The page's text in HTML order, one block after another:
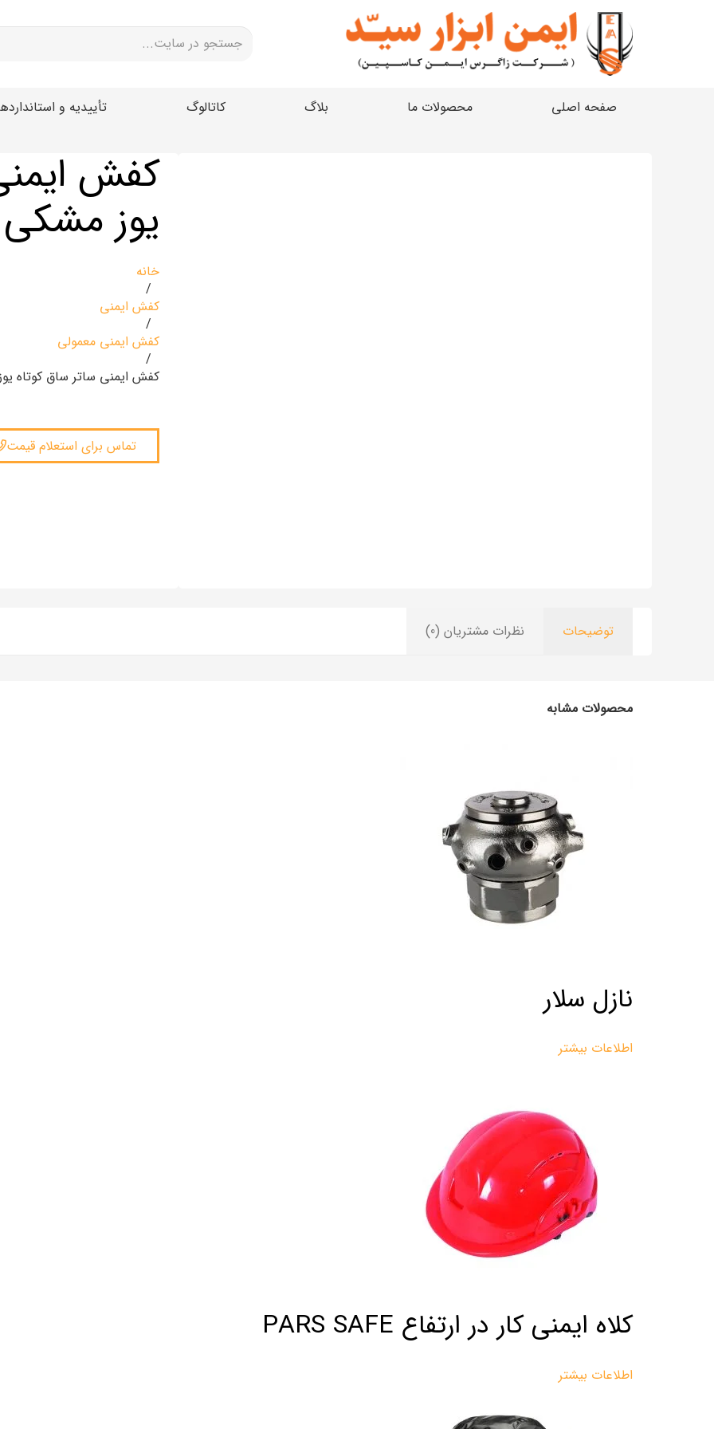
صفحه اصلی محصولات ما بلاگ کاتالوگ تأییدیه و
کفش
یوز مشکی
خانه
/
کفش ایمنی
/
کفش ایمنی معمولی
/
کفش ایمنی ساتر ساق کوتاه
تماس برای استعلام قیمت
توضیحات نظرات مشتریان (0)
محصولات مشابه
نازل سلار
اطلاعات بیشتر
کلاه ایمنی کار در ارتفاع PARS SAFE
اطلاعات بیشتر